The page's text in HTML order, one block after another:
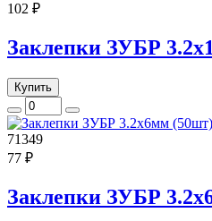
102 ₽
Заклепки ЗУБР
Купить
71349
77 ₽
Заклепки ЗУБР